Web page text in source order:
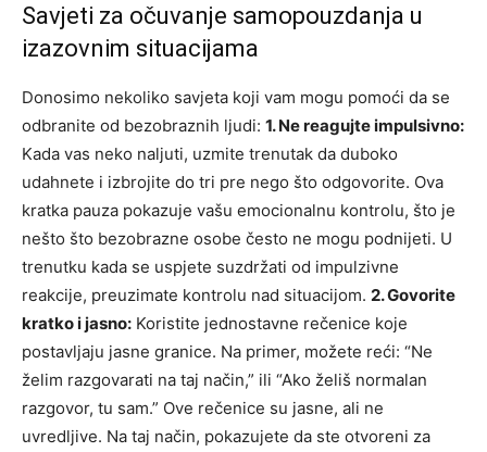
Savjeti za očuvanje samopouzdanja u
izazovnim situacijama
Donosimo nekoliko savjeta koji vam mogu pomoći da se
odbranite od bezobraznih ljudi: 1. Ne reagujte impulsivno:
Kada vas neko naljuti, uzmite trenutak da duboko
udahnete i izbrojite do tri pre nego što odgovorite. Ova
kratka pauza pokazuje vašu emocionalnu kontrolu, što je
nešto što bezobrazne osobe često ne mogu podnijeti. U
trenutku kada se uspjete suzdržati od impulzivne
reakcije, preuzimate kontrolu nad situacijom. 2. Govorite
kratko i jasno: Koristite jednostavne rečenice koje
postavljaju jasne granice. Na primer, možete reći: “Ne
želim razgovarati na taj način,” ili “Ako želiš normalan
razgovor, tu sam.” Ove rečenice su jasne, ali ne
uvredljive. Na taj način, pokazujete da ste otvoreni za